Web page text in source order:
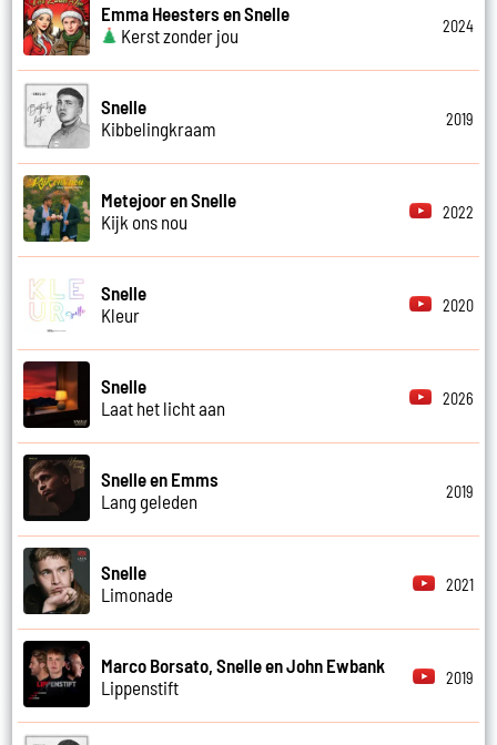
Emma Heesters en Snelle
Kerst zonder jou
2024
Snelle
Kibbelingkraam
2019
Metejoor en Snelle
Kijk ons nou
2022
Snelle
Kleur
2020
Snelle
Laat het licht aan
2026
Snelle en Emms
Lang geleden
2019
Snelle
Limonade
2021
Marco Borsato, Snelle en John Ewbank
Lippenstift
2019